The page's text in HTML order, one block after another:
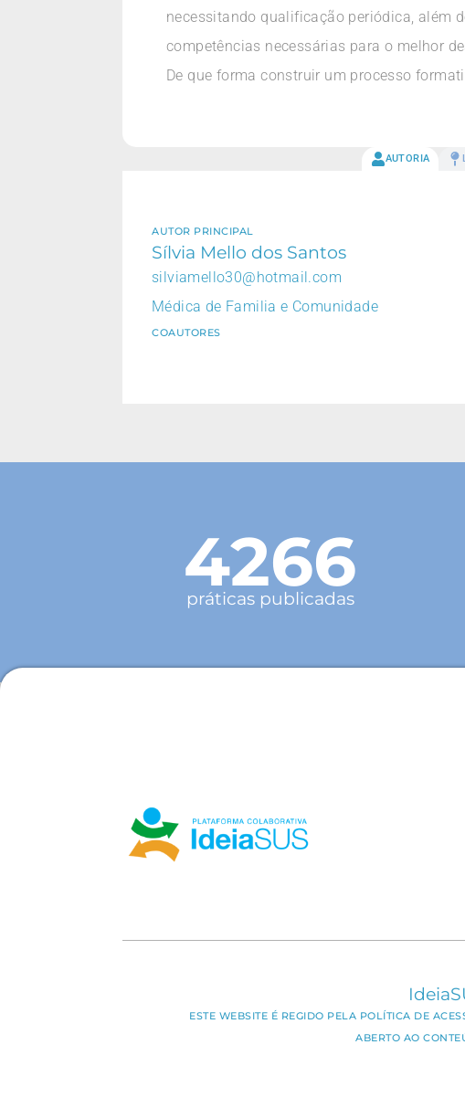
necessitando qualificação periódica, além
competências necessárias para o melhor
De que forma construir um processo
AUTORIA
AUTOR PRINCIPAL
Sílvia Mello dos Santos
silviamello30@hotmail.com
Médica de Familia e Comunidade
COAUTORES
4266
práticas publicadas
ESTE WEBSITE É REGIDO PELA POLÍTICA DE
ABERTO AO